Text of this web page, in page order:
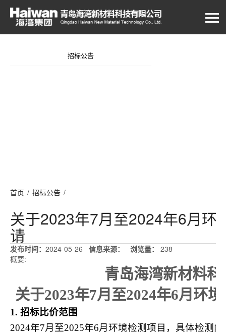
招标公告
首页 / 招标公告 /
关于2023年7月至2024年6月环
请
发布时间： 2024-05-26 信息来源： 浏览量：
238
概要:
青岛海湾新材料
关于2023年7月至2024年6月环
1. 招标比价范围
2024年7月至2025年6月环境检测项目，具体检测